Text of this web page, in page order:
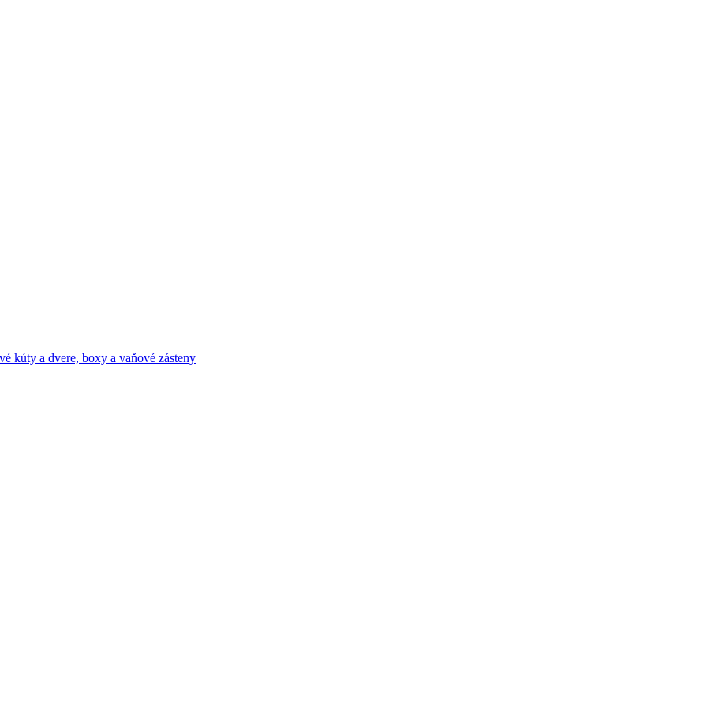
kúty a dvere, boxy a vaňové zásteny